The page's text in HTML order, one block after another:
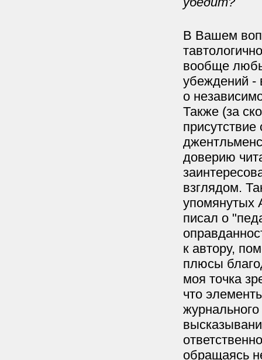
В Вашем
вообще
убеждений -
о
Также (за
присутствие
доверию
взглядом.
упомянутых
писал о
к автору,
плюсы
моя точка
что
журнального
обращаясь